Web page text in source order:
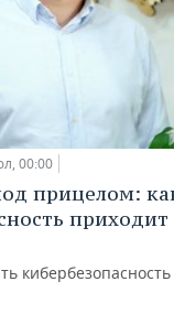
00:00
прицелом:
приходит
кибербезопасность